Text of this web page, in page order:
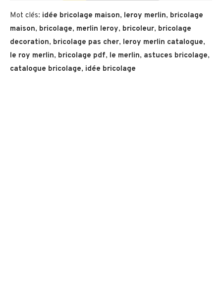
Mot clés: idée bricolage maison, leroy merlin, bricolage
maison, bricolage, merlin leroy, bricoleur, bricolage
decoration, bricolage pas cher, leroy merlin catalogue,
le roy merlin, bricolage pdf, le merlin, astuces bricolage,
catalogue bricolage, idée bricolage